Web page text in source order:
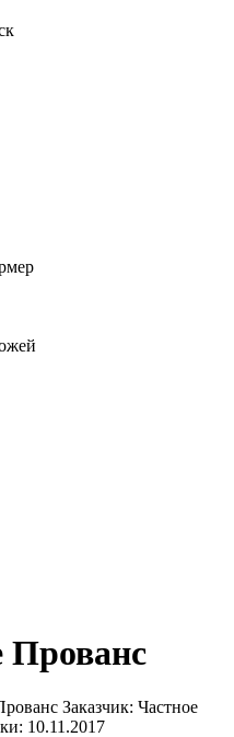
Заказчик: Частное
10.11.2017